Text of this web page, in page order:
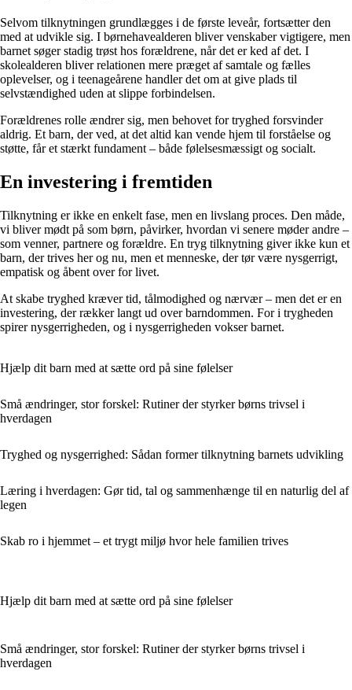
Selvom tilknytningen grundlægges i de første leveår, fortsætter den
med at udvikle sig. I børnehavealderen bliver venskaber vigtigere, men
barnet søger stadig trøst hos forældrene, når det er ked af det. I
skolealderen bliver relationen mere præget af samtale og fælles
oplevelser, og i teenageårene handler det om at give plads til
selvstændighed uden at slippe forbindelsen.
Forældrenes rolle ændrer sig, men behovet for tryghed forsvinder
aldrig. Et barn, der ved, at det altid kan vende hjem til forståelse og
støtte, får et stærkt fundament – både følelsesmæssigt og socialt.
En investering i fremtiden
Tilknytning er ikke en enkelt fase, men en livslang proces. Den måde,
vi bliver mødt på som børn, påvirker, hvordan vi senere møder andre –
som venner, partnere og forældre. En tryg tilknytning giver ikke kun et
barn, der trives her og nu, men et menneske, der tør være nysgerrigt,
empatisk og åbent over for livet.
At skabe tryghed kræver tid, tålmodighed og nærvær – men det er en
investering, der rækker langt ud over barndommen. For i trygheden
spirer nysgerrigheden, og i nysgerrigheden vokser barnet.
Hjælp dit barn med at sætte ord på sine følelser
Små ændringer, stor forskel: Rutiner der styrker børns trivsel i
hverdagen
Tryghed og nysgerrighed: Sådan former tilknytning barnets udvikling
Læring i hverdagen: Gør tid, tal og sammenhænge til en naturlig del af
legen
Skab ro i hjemmet – et trygt miljø hvor hele familien trives
Hjælp dit barn med at sætte ord på sine følelser
Små ændringer, stor forskel: Rutiner der styrker børns trivsel i
hverdagen